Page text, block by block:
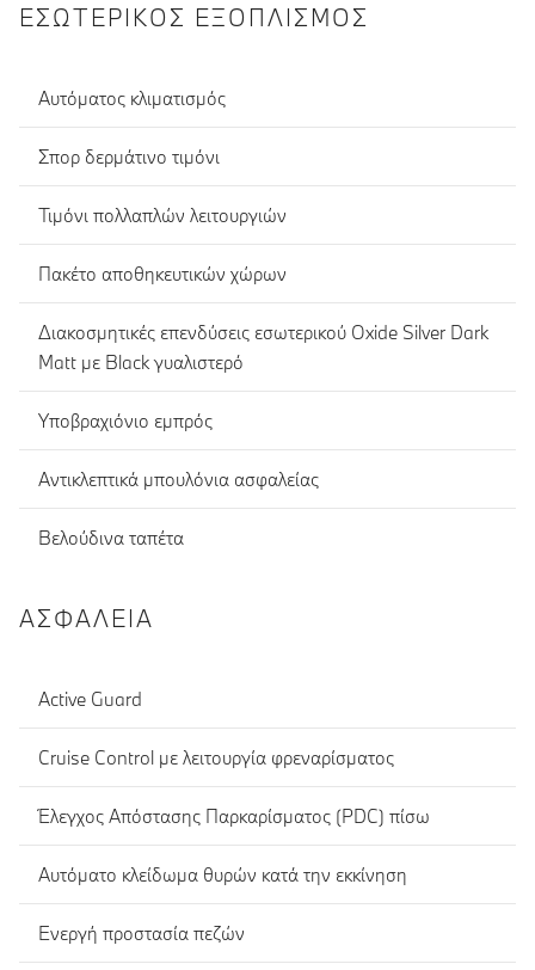
ΕΣΩΤΕΡΙΚΌΣ ΕΞΟΠΛΙΣΜΌΣ
Αυτόματος κλιματισμός
Σπορ δερμάτινο τιμόνι
Τιμόνι πολλαπλών λειτουργιών
Πακέτο αποθηκευτικών χώρων
Διακοσμητικές επενδύσεις εσωτερικού Oxide Silver Dark
Matt με Black γυαλιστερό
Υποβραχιόνιο εμπρός
Αντικλεπτικά μπουλόνια ασφαλείας
Βελούδινα ταπέτα
ΑΣΦΆΛΕΙΑ
Active Guard
Cruise Control με λειτουργία φρεναρίσματος
Έλεγχος Απόστασης Παρκαρίσματος (PDC) πίσω
Αυτόματο κλείδωμα θυρών κατά την εκκίνηση
Ενεργή προστασία πεζών